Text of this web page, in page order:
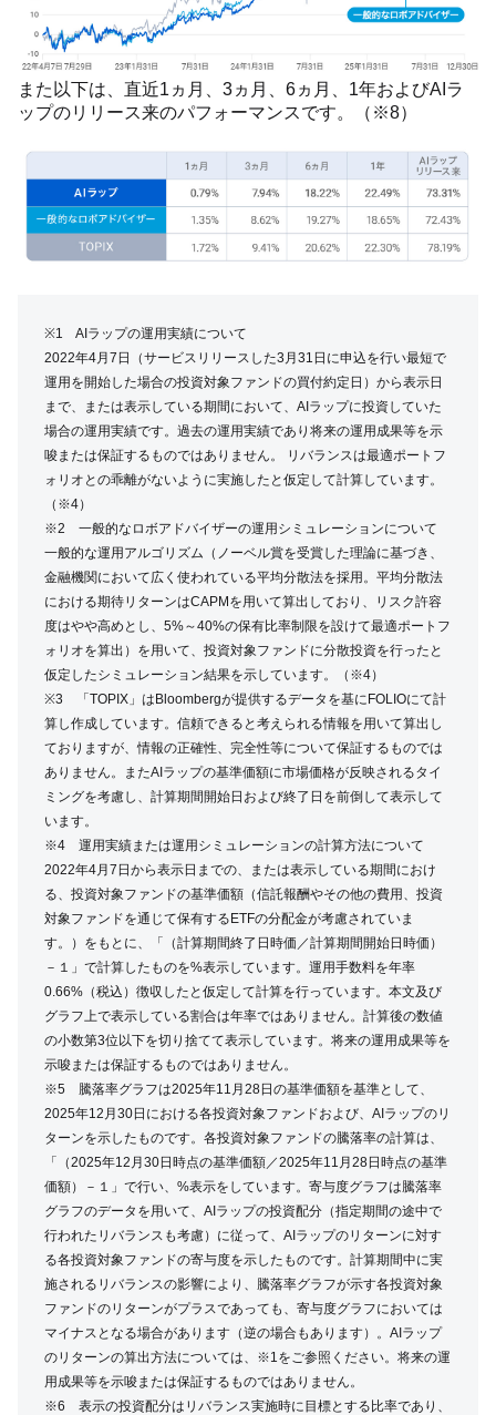
また以下は、直近1ヵ月、3ヵ月、6ヵ月、1年およびAIラ
ップのリリース来のパフォーマンスです。（※8）
※1 AIラップの運用実績について
2022年4月7日（サービスリリースした3月31日に申込を行い最短で
運用を開始した場合の投資対象ファンドの買付約定日）から表示日
まで、または表示している期間において、AIラップに投資していた
場合の運用実績です。過去の運用実績であり将来の運用成果等を示
唆または保証するものではありません。 リバランスは最適ポートフ
ォリオとの乖離がないように実施したと仮定して計算しています。
（※4）
※2 一般的なロボアドバイザーの運用シミュレーションについて
一般的な運用アルゴリズム（ノーベル賞を受賞した理論に基づき、
金融機関において広く使われている平均分散法を採用。平均分散法
における期待リターンはCAPMを用いて算出しており、リスク許容
度はやや高めとし、5%～40%の保有比率制限を設けて最適ポートフ
ォリオを算出）を用いて、投資対象ファンドに分散投資を行ったと
仮定したシミュレーション結果を示しています。（※4）
※3 「TOPIX」はBloombergが提供するデータを基にFOLIOにて計
算し作成しています。信頼できると考えられる情報を用いて算出し
ておりますが、情報の正確性、完全性等について保証するものでは
ありません。またAIラップの基準価額に市場価格が反映されるタイ
ミングを考慮し、計算期間開始日および終了日を前倒して表示して
います。
※4 運用実績または運用シミュレーションの計算方法について
2022年4月7日から表示日までの、または表示している期間におけ
る、投資対象ファンドの基準価額（信託報酬やその他の費用、投資
対象ファンドを通じて保有するETFの分配金が考慮されていま
す。）をもとに、「（計算期間終了日時価／計算期間開始日時価）
－１」で計算したものを%表示しています。運用手数料を年率
0.66%（税込）徴収したと仮定して計算を行っています。本文及び
グラフ上で表示している割合は年率ではありません。計算後の数値
の小数第3位以下を切り捨てて表示しています。将来の運用成果等を
示唆または保証するものではありません。
※5 騰落率グラフは2025年11月28日の基準価額を基準として、
2025年12月30日における各投資対象ファンドおよび、AIラップのリ
ターンを示したものです。各投資対象ファンドの騰落率の計算は、
「（2025年12月30日時点の基準価額／2025年11月28日時点の基準
価額）－１」で行い、%表示をしています。寄与度グラフは騰落率
グラフのデータを用いて、AIラップの投資配分（指定期間の途中で
行われたリバランスも考慮）に従って、AIラップのリターンに対す
る各投資対象ファンドの寄与度を示したものです。計算期間中に実
施されるリバランスの影響により、騰落率グラフが示す各投資対象
ファンドのリターンがプラスであっても、寄与度グラフにおいては
マイナスとなる場合があります（逆の場合もあります）。AIラップ
のリターンの算出方法については、※1をご参照ください。将来の運
用成果等を示唆または保証するものではありません。
※6 表示の投資配分はリバランス実施時に目標とする比率であり、